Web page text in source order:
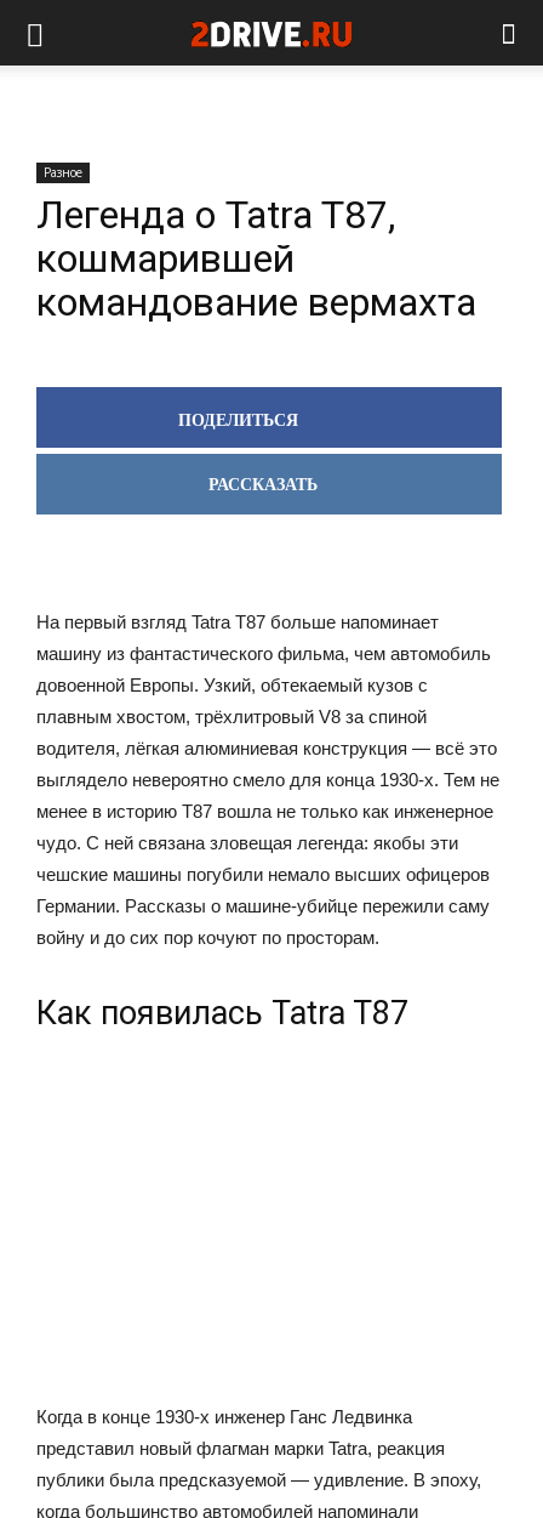
Разное
Легенда о Tatra T87,
кошмарившей
командование вермахта
ПОДЕЛИТЬСЯ
РАССКАЗАТЬ
На первый взгляд Tatra T87 больше напоминает
машину из фантастического фильма, чем автомобиль
довоенной Европы. Узкий, обтекаемый кузов с
плавным хвостом, трёхлитровый V8 за спиной
водителя, лёгкая алюминиевая конструкция — всё это
выглядело невероятно смело для конца 1930-х. Тем не
менее в историю T87 вошла не только как инженерное
чудо. С ней связана зловещая легенда: якобы эти
чешские машины погубили немало высших офицеров
Германии. Рассказы о машине-убийце пережили саму
войну и до сих пор кочуют по просторам.
Как появилась Tatra T87
Когда в конце 1930-х инженер Ганс Ледвинка
представил новый флагман марки Tatra, реакция
публики была предсказуемой — удивление. В эпоху,
когда большинство автомобилей напоминали